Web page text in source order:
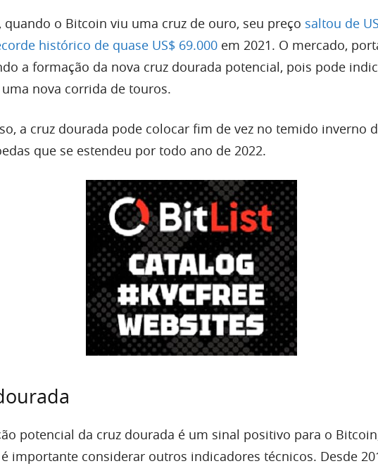
quando o Bitcoin viu uma cruz de ouro, seu preço saltou de
histórico de quase US$ 69.000 em 2021. O mercado,
a formação da nova cruz dourada potencial, pois pode
nova corrida de touros.
a cruz dourada pode colocar fim de vez no temido inverno
que se estendeu por todo ano de 2022.
potencial da cruz dourada é um sinal positivo para o
importante considerar outros indicadores técnicos. Desde